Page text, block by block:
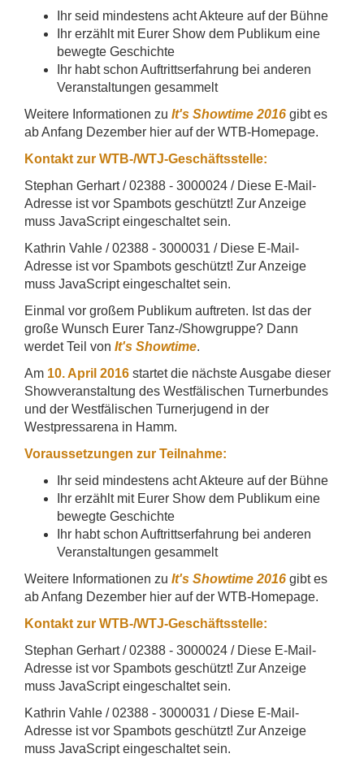
Ihr seid mindestens acht Akteure auf der Bühne
Ihr erzählt mit Eurer Show dem Publikum eine
bewegte Geschichte
Ihr habt schon Auftrittserfahrung bei anderen
Veranstaltungen gesammelt
Weitere Informationen zu It's Showtime 2016 gibt es
ab Anfang Dezember hier auf der WTB-Homepage.
Kontakt zur WTB-/WTJ-Geschäftsstelle:
Stephan Gerhart / 02388 - 3000024 / Diese E-Mail-
Adresse ist vor Spambots geschützt! Zur Anzeige
muss JavaScript eingeschaltet sein.
Kathrin Vahle / 02388 - 3000031 / Diese E-Mail-
Adresse ist vor Spambots geschützt! Zur Anzeige
muss JavaScript eingeschaltet sein.
Einmal vor großem Publikum auftreten. Ist das der
große Wunsch Eurer Tanz-/Showgruppe? Dann
werdet Teil von It's Showtime.
Am 10. April 2016 startet die nächste Ausgabe dieser
Showveranstaltung des Westfälischen Turnerbundes
und der Westfälischen Turnerjugend in der
Westpressarena in Hamm.
Voraussetzungen zur Teilnahme:
Ihr seid mindestens acht Akteure auf der Bühne
Ihr erzählt mit Eurer Show dem Publikum eine
bewegte Geschichte
Ihr habt schon Auftrittserfahrung bei anderen
Veranstaltungen gesammelt
Weitere Informationen zu It's Showtime 2016 gibt es
ab Anfang Dezember hier auf der WTB-Homepage.
Kontakt zur WTB-/WTJ-Geschäftsstelle:
Stephan Gerhart / 02388 - 3000024 / Diese E-Mail-
Adresse ist vor Spambots geschützt! Zur Anzeige
muss JavaScript eingeschaltet sein.
Kathrin Vahle / 02388 - 3000031 / Diese E-Mail-
Adresse ist vor Spambots geschützt! Zur Anzeige
muss JavaScript eingeschaltet sein.